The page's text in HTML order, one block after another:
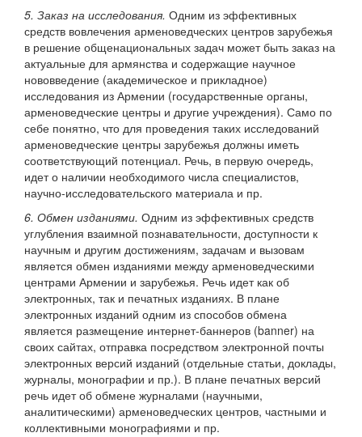
5. Заказ на исследования. Одним из эффективных
средств вовлечения арменоведческих центров зарубежья
в решение общенациональных задач может быть заказ на
актуальные для армянства и содержащие научное
нововведение (академическое и прикладное)
исследования из Армении (государственные органы,
арменоведческие центры и другие учреждения). Само по
себе понятно, что для проведения таких исследований
арменоведческие центры зарубежья должны иметь
соответствующий потенциал. Речь, в первую очередь,
идет о наличии необходимого числа специалистов,
научно-исследовательского материала и пр.
6. Обмен изданиями. Одним из эффективных средств
углубления взаимной познавательности, доступности к
научным и другим достижениям, задачам и вызовам
является обмен изданиями между арменоведческими
центрами Армении и зарубежья. Речь идет как об
электронных, так и печатных изданиях. В плане
электронных изданий одним из способов обмена
является размещение интернет-баннеров (banner) на
своих сайтах, отправка посредством электронной почты
электронных версий изданий (отдельные статьи, доклады,
журналы, монографии и пр.). В плане печатных версий
речь идет об обмене журналами (научными,
аналитическими) арменоведческих центров, частными и
коллективными монографиями и пр.